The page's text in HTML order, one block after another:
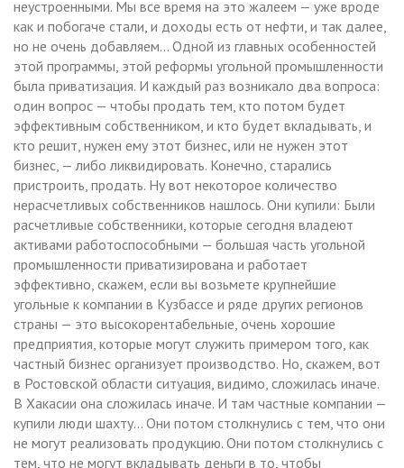
неустроенными. Мы все время на это жалеем — уже вроде
как и побогаче стали, и доходы есть от нефти, и так далее,
но не очень добавляем… Одной из главных особенностей
этой программы, этой реформы угольной промышленности
была приватизация. И каждый раз возникало два вопроса:
один вопрос — чтобы продать тем, кто потом будет
эффективным собственником, и кто будет вкладывать, и
кто решит, нужен ему этот бизнес, или не нужен этот
бизнес, — либо ликвидировать. Конечно, старались
пристроить, продать. Ну вот некоторое количество
нерасчетливых собственников нашлось. Они купили: Были
расчетливые собственники, которые сегодня владеют
активами работоспособными — большая часть угольной
промышленности приватизирована и работает
эффективно, скажем, если вы возьмете крупнейшие
угольные к компании в Кузбассе и ряде других регионов
страны — это высокорентабельные, очень хорошие
предприятия, которые могут служить примером того, как
частный бизнес организует производство. Но, скажем, вот
в Ростовской области ситуация, видимо, сложилась иначе.
В Хакасии она сложилась иначе. И там частные компании —
купили люди шахту… Они потом столкнулись с тем, что они
не могут реализовать продукцию. Они потом столкнулись с
тем, что не могут вкладывать деньги в то, чтобы